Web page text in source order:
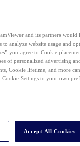
and its partners
to analyze website usage and
you agree to Cookie
of personalized advertising
Cookie lifetime, and more
Cookie Settings to your own
Accept All Cookies